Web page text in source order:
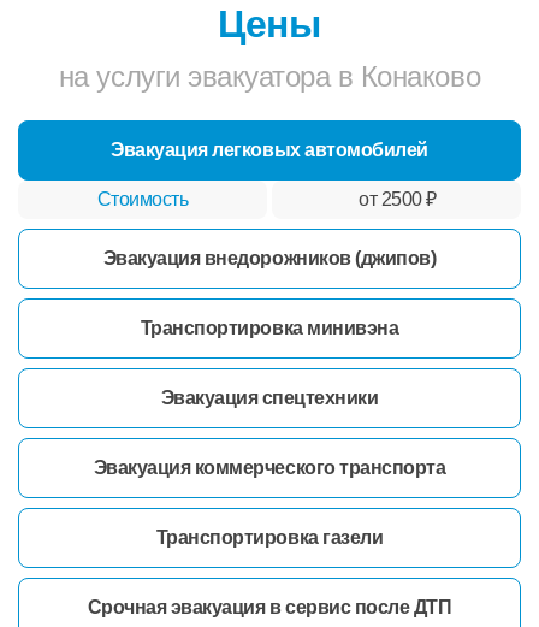
Цены
на услуги эвакуатора в Конаково
Эвакуация легковых автомобилей
от 2500 ₽
Эвакуация внедорожников (джипов)
Транспортировка минивэна
Эвакуация спецтехники
Эвакуация коммерческого транспорта
Транспортировка газели
Срочная эвакуация в сервис после ДТП